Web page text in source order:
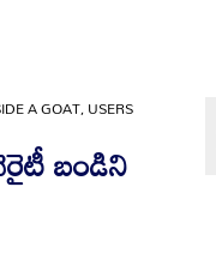
A GOAT, USERS
బండిని